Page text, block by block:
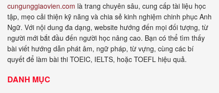
cungunggiaovien.com là trang chuyên sâu, cung cấp tài liệu học
tập, mẹo cải thiện kỹ năng và chia sẻ kinh nghiệm chinh phục Anh
Ngữ. Với nội dung đa dạng, website hướng đến mọi đối tượng, từ
người mới bắt đầu đến người học nâng cao. Bạn có thể tìm thấy
bài viết hướng dẫn phát âm, ngữ pháp, từ vựng, cùng các bí
quyết để làm bài thi TOEIC, IELTS, hoặc TOEFL hiệu quả.
DANH MỤC